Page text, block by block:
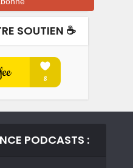
SOUTIEN ☕️
PODCASTS :